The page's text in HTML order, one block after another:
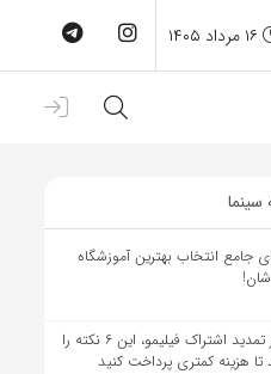
جامع انتخاب بهترین آموزشگاه
قبل از تمدید اشتراک فیلیمو، این ۶ نکته را
تا هزینه کمتری پرداخت کنید